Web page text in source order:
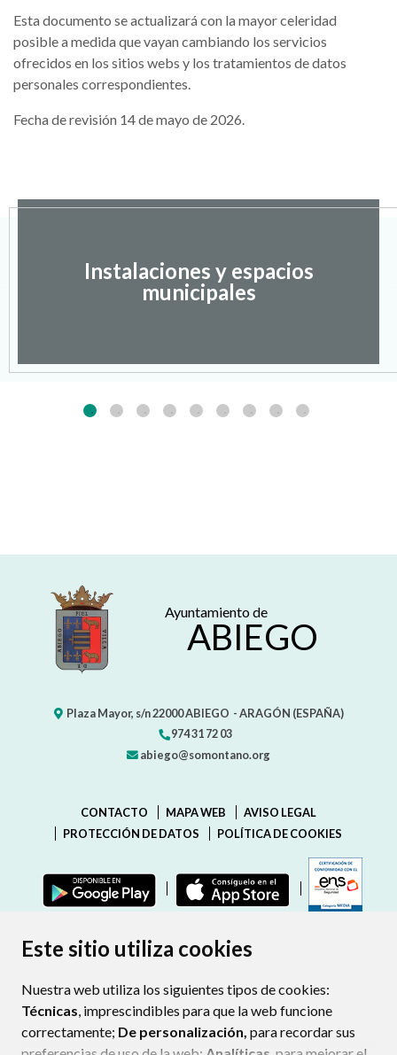
Este sitio utiliza cookies
Nuestra web utiliza los siguientes tipos de cookies:
Técnicas, imprescindibles para que la web funcione
correctamente; De personalización, para recordar sus
Esta documento se actualizará con la mayor celeridad
posible a medida que vayan cambiando los servicios
ofrecidos en los sitios webs y los tratamientos de datos
personales correspondientes.
Fecha de revisión 14 de mayo de 2026.
Instalaciones y espacios
municipales
Ayuntamiento de
ABIEGO
Plaza Mayor, s/n22000ABIEGO - ARAGÓN (ESPAÑA)
974 31 72 03
abiego@somontano.org
CONTACTO MAPA WEB
AVISO LEGAL
PROTECCIÓN DE DATOS
POLÍTICA DE COOKIES